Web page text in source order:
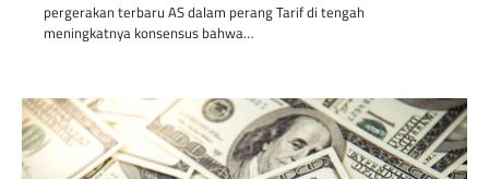
pergerakan terbaru AS dalam perang Tarif di tengah
meningkatnya konsensus bahwa…